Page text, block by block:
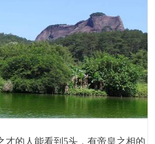
才的人能看到5头，有帝皇之相的